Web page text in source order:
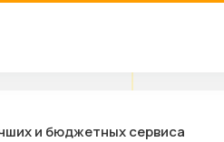
и бюджетных сервиса